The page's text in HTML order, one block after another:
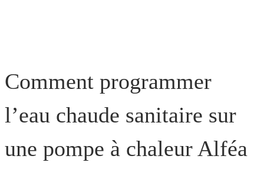
Comment programmer
l’eau chaude sanitaire sur
une pompe à chaleur Alféa